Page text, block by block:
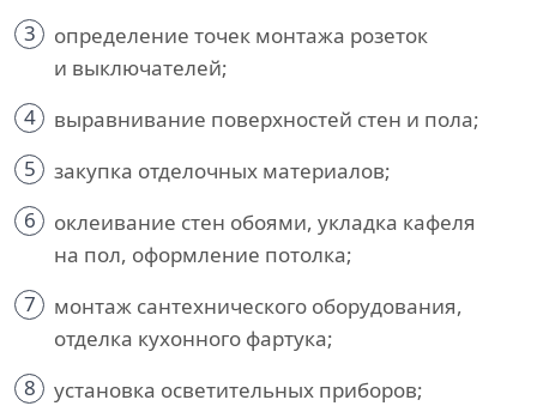
3
определение точек монтажа розеток
и выключателей;
4
выравнивание поверхностей стен и пола;
5
закупка отделочных материалов;
6
оклеивание стен обоями, укладка кафеля
на пол, оформление потолка;
7
монтаж сантехнического оборудования,
отделка кухонного фартука;
8
установка осветительных приборов;